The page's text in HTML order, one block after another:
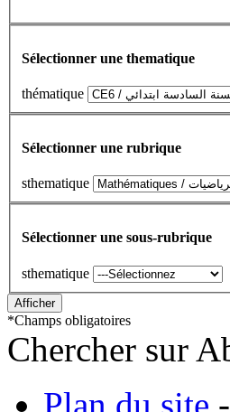
Sélectionner une thematique
thématique
Sélectionner une rubrique
sthematique
Sélectionner une sous-rubrique
sthematique
*Champs obligatoires
Chercher sur
Plan du site -